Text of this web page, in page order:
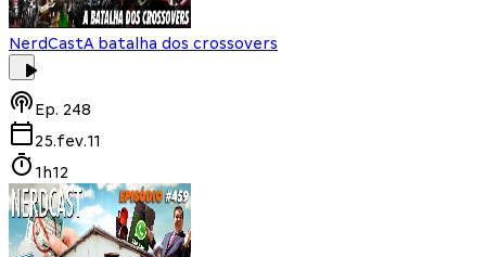
NerdCastA batalha dos crossovers
Ep. 248
25.fev.11
1h12